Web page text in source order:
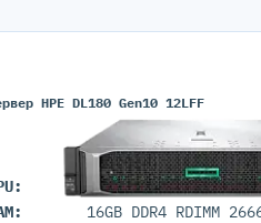
HPE DL180 Gen10 12LFF
16GB DDR4 RDIMM